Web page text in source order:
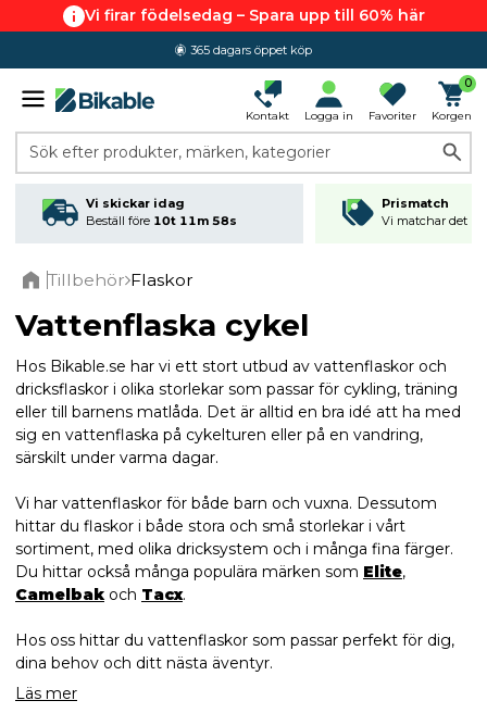
Vi firar födelsedag – Spara upp till 60% här
365 dagars öppet köp
4.6 av 5.0
Kontakt Logga in Favoriter
0
Korgen
Sök efter produkter, märken, kategorier
Vi skickar idag
Beställ före 10t 11m 57s
Prismatch
Vi matchar det
Tillbehör Flaskor
Vattenflaska cykel
Hos Bikable.se har vi ett stort utbud av vattenflaskor och
dricksflaskor i olika storlekar som passar för cykling, träning
eller till barnens matlåda. Det är alltid en bra idé att ha med
sig en vattenflaska på cykelturen eller på en vandring,
särskilt under varma dagar.
Vi har vattenflaskor för både barn och vuxna. Dessutom
hittar du flaskor i både stora och små storlekar i vårt
sortiment, med olika dricksystem och i många fina färger.
Du hittar också många populära märken som Elite,
Camelbak och Tacx.
Hos oss hittar du vattenflaskor som passar perfekt för dig,
dina behov och ditt nästa äventyr.
Läs mer